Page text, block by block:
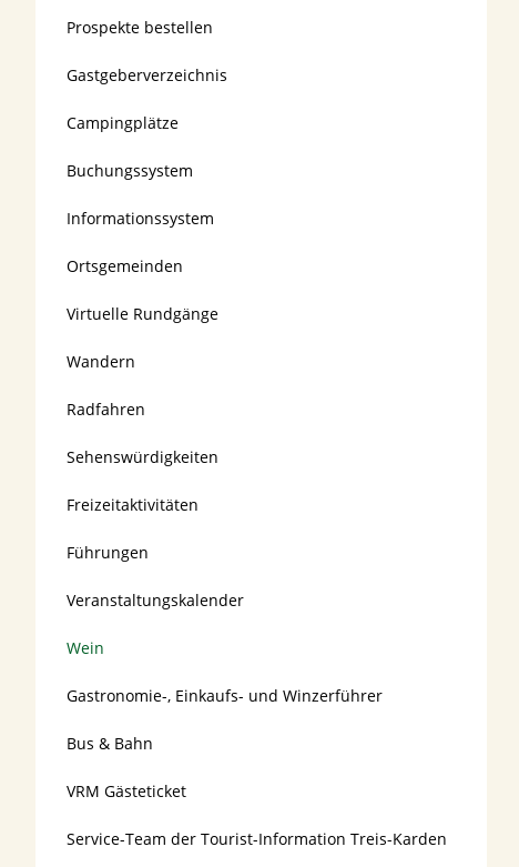
Prospekte bestellen
Gastgeberverzeichnis
Campingplätze
Buchungssystem
Informationssystem
Ortsgemeinden
Virtuelle Rundgänge
Wandern
Radfahren
Sehenswürdigkeiten
Freizeitaktivitäten
Führungen
Veranstaltungskalender
Wein
Gastronomie-, Einkaufs- und Winzerführer
Bus & Bahn
VRM Gästeticket
Service-Team der Tourist-Information Treis-Karden